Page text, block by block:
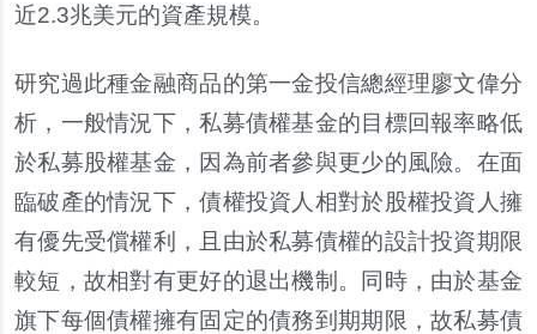
近2.3兆美元的資產規模。
研究過此種金融商品的第一金投信總經理廖文偉分
析，一般情況下，私募債權基金的目標回報率略低
於私募股權基金，因為前者參與更少的風險。在面
臨破產的情況下，債權投資人相對於股權投資人擁
有優先受償權利，且由於私募債權的設計投資期限
較短，故相對有更好的退出機制。同時，由於基金
旗下每個債權擁有固定的債務到期期限，故私募債